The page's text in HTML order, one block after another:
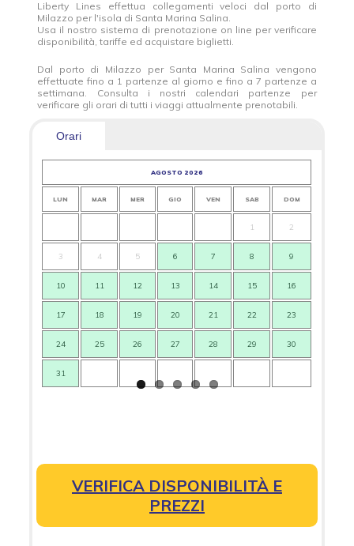
Liberty Lines effettua collegamenti veloci dal porto di
Milazzo per l'isola di Santa Marina Salina.
Usa il nostro sistema di prenotazione on line per verificare
disponibilità, tariffe ed acquistare biglietti.
Dal porto di Milazzo per Santa Marina Salina vengono
effettuate fino a 1 partenze al giorno e fino a 7 partenze a
settimana. Consulta i nostri calendari partenze per
verificare gli orari di tutti i viaggi attualmente prenotabili.
Orari
AGOSTO 2026
LUN MAR MER GIO VEN SAB DOM
1 2
3 4 5 6 7 8 9
10 11 12 13 14 15 16
17 18 19 20 21 22 23
24 25 26 27 28 29 30
31
VERIFICA DISPONIBILITÀ E
PREZZI